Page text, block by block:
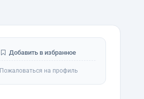
Добавить в избранное
Пожаловаться на профиль